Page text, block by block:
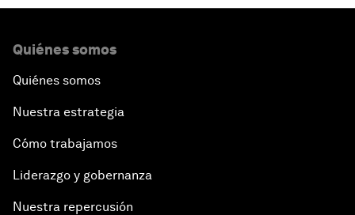
Quiénes somos
Quiénes somos
Nuestra estrategia
Cómo trabajamos
Liderazgo y gobernanza
Nuestra repercusión